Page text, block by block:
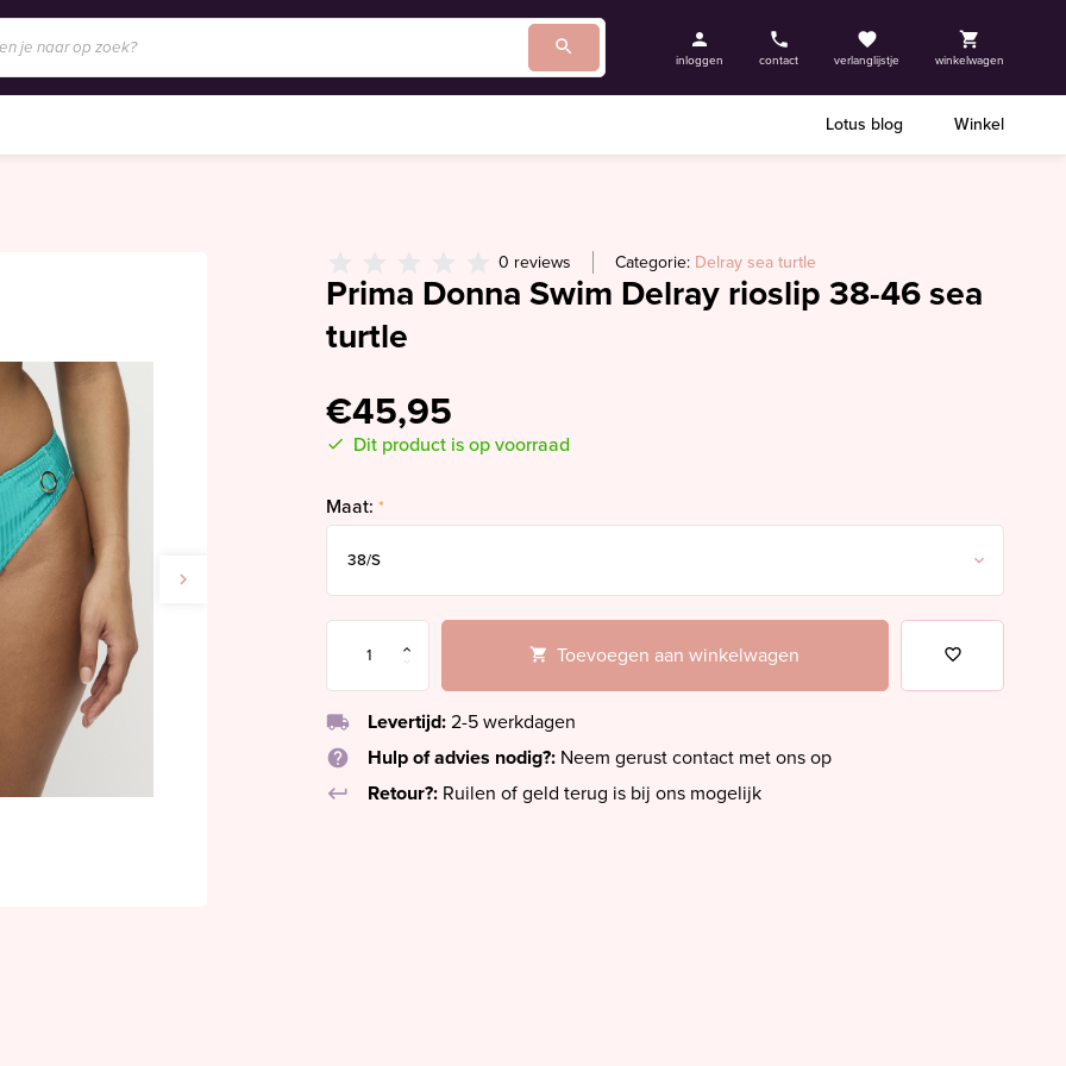
inloggen contact verlanglijstje winkelwagen
Lotus blog Winkel
0 reviews Categorie: Delray sea turtle
Prima Donna Swim Delray rioslip 38-46 sea
turtle
€45,95
Dit product is op voorraad
Maat: *
Toevoegen aan winkelwagen
local_shipping Levertijd: 2-5 werkdagen
help
Hulp of advies nodig?: Neem gerust contact met ons op
keyboard_return
Retour?: Ruilen of geld terug is bij ons mogelijk